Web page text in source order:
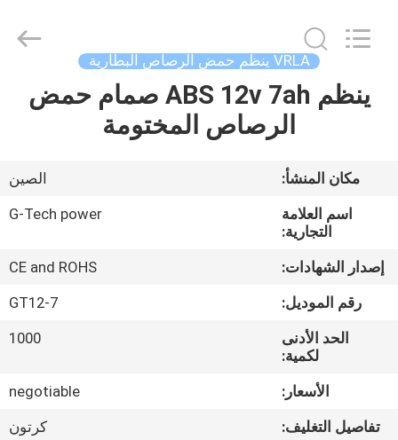
المنزل
حولنا
جولة
المصنع
مراقبة
الجودة
POWER
GROUP.
VRLA ينظم حمض الرصاص البطارية
ينظم ABS 12v 7ah صمام حمض
الرصاص المختومة
مكان المنشأ:
الصين
اسم العلامة
التجارية:
G-Tech power
إصدار الشهادات:
CE and ROHS
رقم الموديل:
GT12-7
الحد الأدنى
لكمية:
1000
الأسعار:
negotiable
تفاصيل التغليف:
كرتون